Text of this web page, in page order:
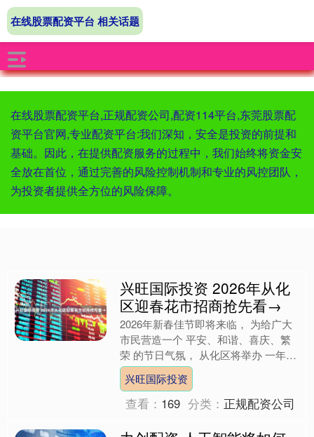
在线股票配资平台,正规配资公司,配资114平台,东莞股票配
资平台官网,专业配资平台:我们深知，安全是投资的前提和
基础。因此，在提供配资服务的过程中，我们始终将资金安
全放在首位，通过完善的风险控制机制和专业的风控团队，
为投资者提供全方位的风险保障。
在线股票配资平台 相关话题
兴旺国际投资 2026年从化
区迎春花市招商抢先看→
2026年新春佳节即将来临， 为给广大
市民营造一个 平安、和谐、喜庆、繁
荣 的节日气氛， 从化区将举办 一年一
度的迎春花市。 兴旺国际投资 花市基
本信息 1、举....
兴旺国际投资
查看： 169 分类： 正规配资公司